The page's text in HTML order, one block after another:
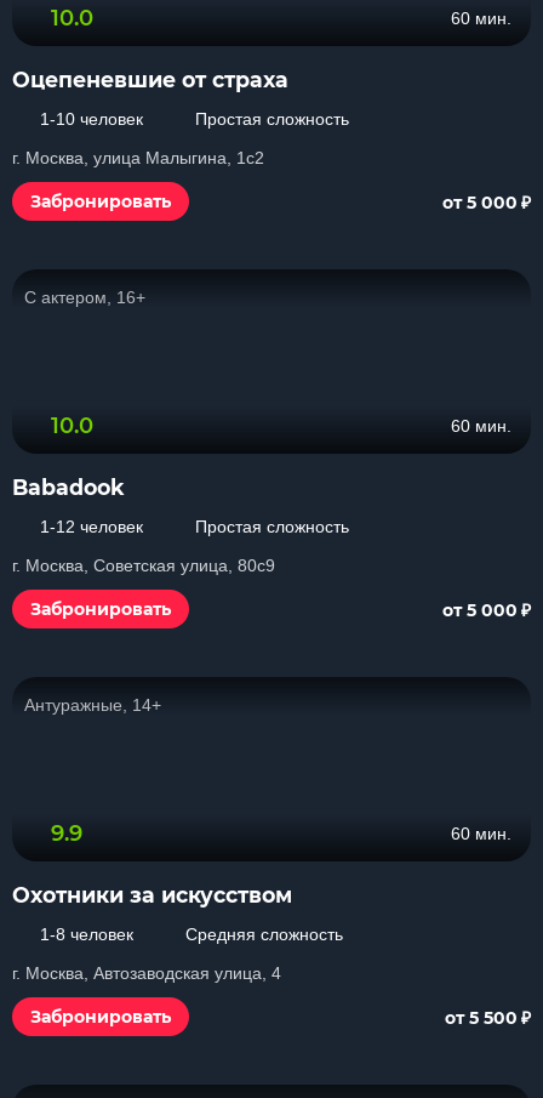
10.0 60 мин.
Оцепеневшие от страха
1-10 человек
Простая сложность
г. Москва, улица Малыгина, 1с2
Забронировать от 5 000 ₽
С актером, 16+
10.0 60 мин.
Babadook
1-12 человек
Простая сложность
г. Москва, Советская улица, 80с9
Забронировать от 5 000 ₽
Антуражные, 14+
9.9 60 мин.
Охотники за искусством
1-8 человек
Средняя сложность
г. Москва, Автозаводская улица, 4
Забронировать от 5 500 ₽